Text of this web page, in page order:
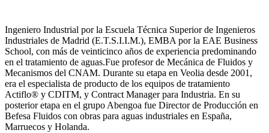
Ingeniero Industrial por la Escuela Técnica Superior de Ingenieros
Industriales de Madrid (E.T.S.I.I.M.), EMBA por la EAE Business
School, con más de veinticinco años de experiencia predominando
en el tratamiento de aguas.Fue profesor de Mecánica de Fluidos y
Mecanismos del CNAM. Durante su etapa en Veolia desde 2001,
era el especialista de producto de los equipos de tratamiento
Actiflo® y CDITM, y Contract Manager para Industria. En su
posterior etapa en el grupo Abengoa fue Director de Producción en
Befesa Fluidos con obras para aguas industriales en España,
Marruecos y Holanda.